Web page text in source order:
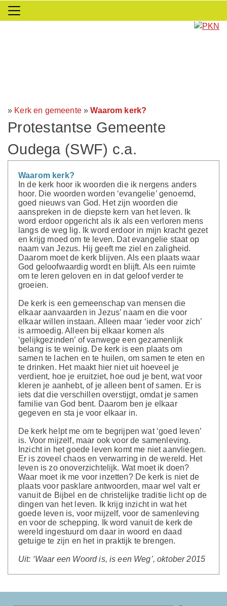
» Kerk en gemeente»Waarom kerk?
Protestantse Gemeente
Oudega (SWF) c.a.
Waarom kerk?
In de kerk hoor ik woorden die ik nergens anders
hoor. Die woorden worden ‘evangelie’ genoemd,
goed nieuws van God. Het zijn woorden die
aanspreken in de diepste kern van het leven. Ik
word erdoor opgericht als ik als een verloren mens
langs de weg lig. Ik word erdoor in mijn kracht gezet
en krijg moed om te leven. Dat evangelie staat op
naam van Jezus. Hij geeft me ziel en zaligheid.
Daarom moet de kerk blijven. Als een plaats waar
God geloofwaardig wordt en blijft. Als een ruimte
om te leren geloven en in dat geloof verder te
groeien.
De kerk is een gemeenschap van mensen die
elkaar aanvaarden in Jezus’ naam en die voor
elkaar willen instaan. Alleen maar ‘ieder voor zich’
is armoedig. Alleen bij elkaar komen als
‘gelijkgezinden’ of vanwege een gezamenlijk
belang is te weinig. De kerk is een plaats om
samen te lachen en te huilen, om samen te eten en
te drinken. Het maakt hier niet uit hoeveel je
verdient, hoe je eruitziet, hoe oud je bent, wat voor
kleren je aanhebt, of je alleen bent of samen. Er is
iets dat die verschillen overstijgt, omdat je samen
familie van God bent. Daarom ben je elkaar
gegeven en sta je voor elkaar in.
De kerk helpt me om te begrijpen wat ‘goed leven’
is. Voor mijzelf, maar ook voor de samenleving.
Inzicht in het goede leven komt me niet aanvliegen.
Er is zoveel chaos en verwarring in de wereld. Het
leven is zo onoverzichtelijk. Wat moet ik doen?
Waar moet ik me voor inzetten? De kerk is niet de
plaats voor pasklare antwoorden, maar wel valt er
vanuit de Bijbel en de christelijke traditie licht op de
dingen van het leven. Ik krijg inzicht in wat het
goede leven is, voor mijzelf, voor de samenleving
en voor de schepping. Ik word vanuit de kerk de
wereld ingestuurd om daar in woord en daad
getuige te zijn en het in praktijk te brengen.
Uit: ‘Waar een Woord is, is een Weg’, oktober 2015